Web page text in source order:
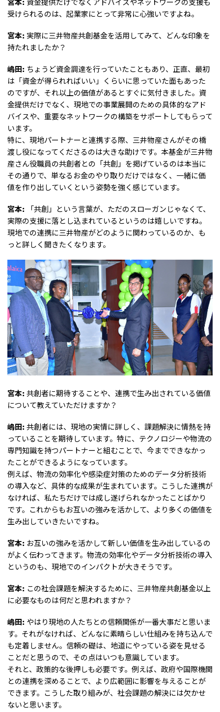
受けられるのは、起業家にとって非常に心強いですよね。
宮本: 実際に三井物産共創基金を活用してみて、どんな印象を
持たれましたか？
嶋田: ちょうど資金調達を行っていたこともあり、正直、最初
は「資金が得られればいい」くらいに思っていた面もあった
のですが、それ以上の価値があるとすぐに気付きました。資
金提供だけでなく、現地での事業展開のための具体的なアド
バイスや、重要なネットワークの構築をサポートしてもらって
います。
特に、現地パートナーと連携する際、三井物産さんがその橋
渡し役になってくださるのは大きな助けです。本基金が三井物
産さん役職員の共創者との「共創」を掲げているのは本当に
その通りで、単なるお金のやり取りだけではなく、一緒に価
値を作り出していくという姿勢を強く感じています。
宮本:
「共創」という言葉が、ただのスローガンじゃなくて、
実際の支援に落とし込まれているというのは嬉しいですね。
現地での連携に三井物産がどのように関わっているのか、も
っと詳しく聞きたくなります。
宮本: 共創者に期待することや、連携で生み出されている価値
について教えていただけますか？
嶋田: 共創者には、現地の実情に詳しく、課題解決に情熱を持
っていることを期待しています。特に、テクノロジーや物流の
専門知識を持つパートナーと組むことで、今までできなかっ
たことができるようになっています。
例えば、物流の効率化や感染症対策のためのデータ分析技術
の導入など、具体的な成果が生まれています。こうした連携が
なければ、私たちだけでは成し遂げられなかったことばかり
です。これからもお互いの強みを活かして、より多くの価値を
生み出していきたいですね。
宮本: お互いの強みを活かして新しい価値を生み出しているの
がよく伝わってきます。物流の効率化やデータ分析技術の導入
というのも、現地でのインパクトが大きそうです。
宮本: この社会課題を解決するために、三井物産共創基金以上
に必要なものは何だと思われますか？
嶋田: やはり現地の人たちとの信頼関係が一番大事だと思いま
す。それがなければ、どんなに素晴らしい仕組みを持ち込んで
も定着しません。信頼の礎は、地道にやっている姿を見せる
ことだと思うので、その点はいつも意識しています。
それと、政策的な後押しも必要です。例えば、政府や国際機関
との連携を深めることで、より広範囲に影響を与えることが
できます。こうした取り組みが、社会課題の解決には欠かせ
ないと思います。